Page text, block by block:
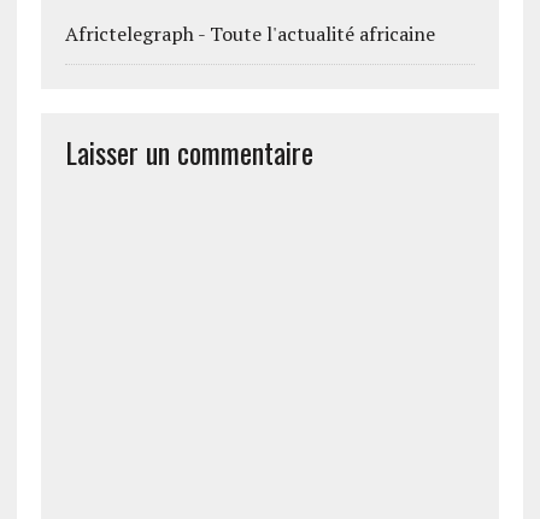
Africtelegraph - Toute l'actualité africaine
Laisser un commentaire